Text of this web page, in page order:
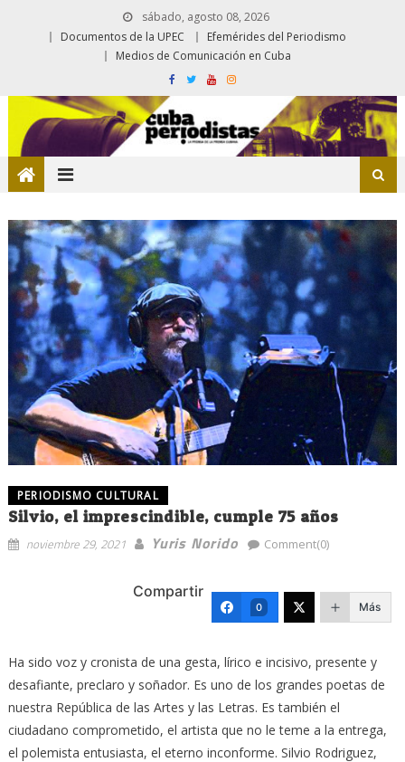
sábado, agosto 08, 2026
Documentos de la UPEC
Efemérides del Periodismo
Medios de Comunicación en Cuba
PERIODISMO CULTURAL
Silvio, el imprescindible, cumple 75 años
noviembre 29, 2021 Yuris Norido Comment(0)
Compartir
0 Más
Ha sido voz y cronista de una gesta, lírico e incisivo, presente y
desafiante, preclaro y soñador. Es uno de los grandes poetas de
nuestra República de las Artes y las Letras. Es también el
ciudadano comprometido, el artista que no le teme a la entrega,
el polemista entusiasta, el eterno inconforme. Silvio Rodriguez,